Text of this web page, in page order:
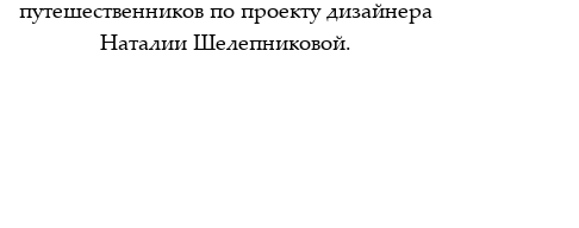
путешественников по проекту дизайнера
Наталии Шелепниковой.